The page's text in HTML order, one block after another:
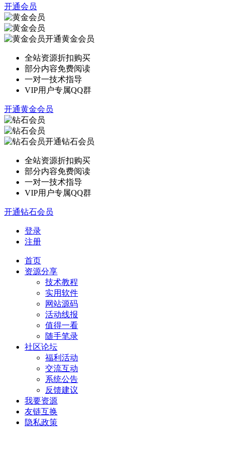
开通会员
开通黄金会员
全站资源折扣购买
部分内容免费阅读
一对一技术指导
VIP用户专属QQ群
开通黄金会员
开通钻石会员
全站资源折扣购买
部分内容免费阅读
一对一技术指导
VIP用户专属QQ群
开通钻石会员
登录
注册
首页
资源分享
技术教程
实用软件
网站源码
活动线报
值得一看
随手笔录
社区论坛
福利活动
交流互动
系统公告
反馈建议
我要资源
友链互换
隐私政策